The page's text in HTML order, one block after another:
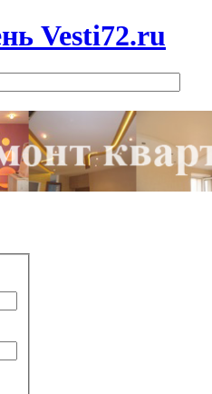
Vesti72.ru